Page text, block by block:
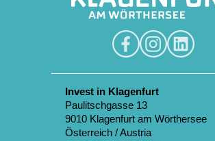
Invest in Klagenfurt
Paulitschgasse 13
9010 Klagenfurt am Wörthersee
Österreich / Austria